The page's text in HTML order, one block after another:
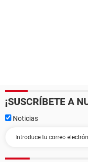
¡SUSCRÍBETE A
Noticias